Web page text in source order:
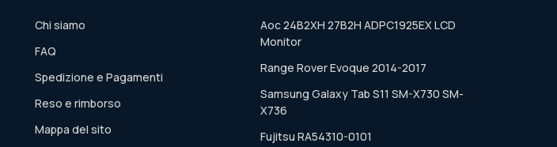
Chi siamo
FAQ
Spedizione e Pagamenti
Reso e rimborso
Mappa del sito
Aoc 24B2XH 27B2H ADPC1925EX LCD
Monitor
Range Rover Evoque 2014-2017
Samsung Galaxy Tab S11 SM-X730 SM-
X736
Fujitsu RA54310-0101